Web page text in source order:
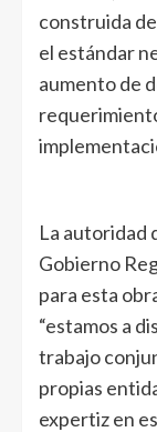
construida
el estándar
aumento de
La autoridad
Gobierno
para esta
“estamos a
trabajo
propias
expertiz en